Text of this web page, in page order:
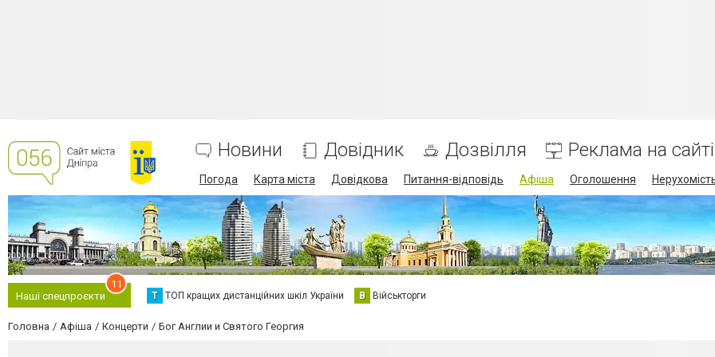
Новини Довідник Дозвілля Реклама на сайті
Погода Карта міста Довідкова Питання-відповідь Афіша Оголошення
Наші спецпроєкти
11
Т ТОП кращих дистанційних шкіл України В Військторги
Головна Афіша Концерти Бог Англии и Святого Георгия